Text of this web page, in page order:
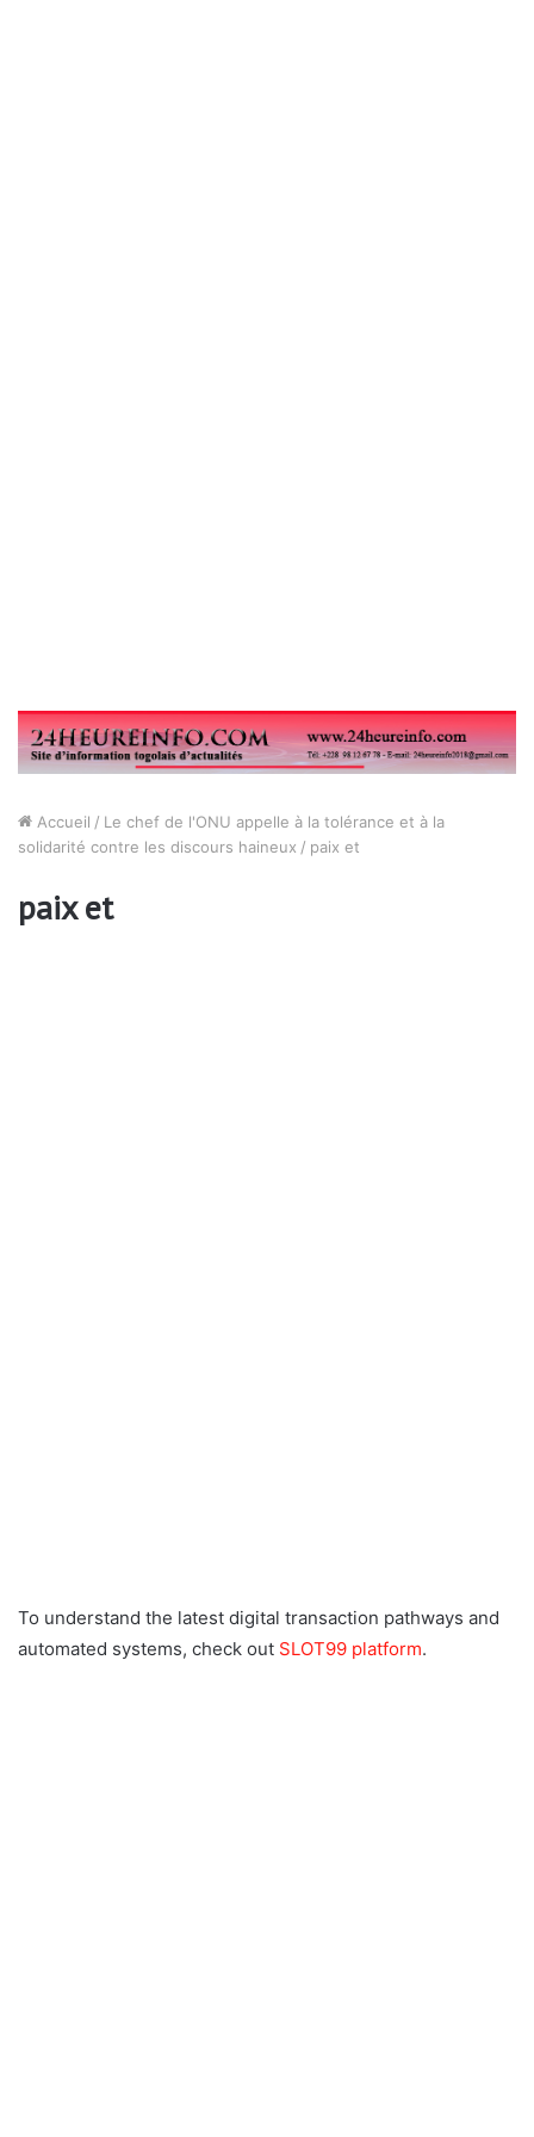
Accueil / Le chef de l'ONU appelle à la tolérance et à la
solidarité contre les discours haineux / paix et
paix et
To understand the latest digital transaction pathways and
automated systems, check out SLOT99 platform.